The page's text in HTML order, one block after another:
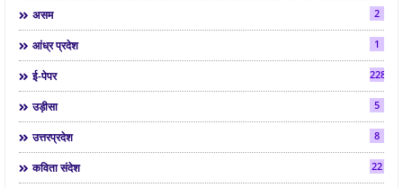
असम 2
आंध्र प्रदेश 1
ई-पेपर 2286
उड़ीसा 5
उत्तरप्रदेश 8
कविता संदेश 22